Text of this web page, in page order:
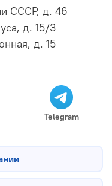
СССР, д. 46
д. 15/3
д. 15
Telegram